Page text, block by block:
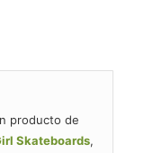
producto de
Skateboards,